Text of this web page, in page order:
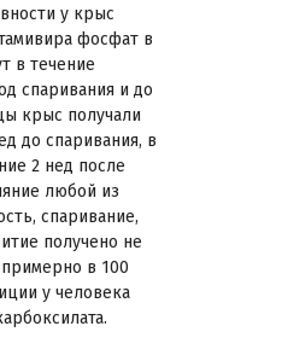
у крыс
фосфат в
в течение
спаривания и до
крыс получали
до спаривания, в
2 нед после
любой из
спаривание,
получено не
в 100
у человека